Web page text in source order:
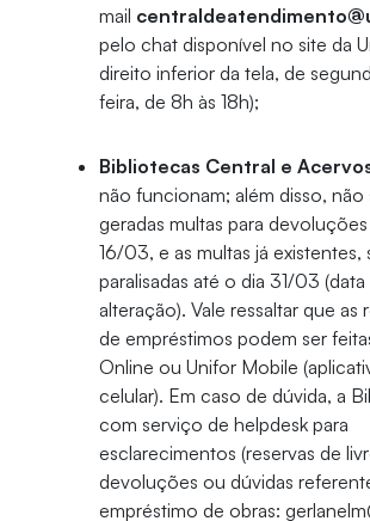
mail
pelo chat disponível no site da
direito inferior da tela, de
feira, de 8h às 18h);
Bibliotecas Central e
não funcionam; além disso, não
geradas multas para
16/03, e as multas já existentes,
paralisadas até o dia 31/03 (data
alteração). Vale ressaltar que as
de empréstimos podem ser
Online ou Unifor Mobile
celular). Em caso de dúvida, a
com serviço de helpdesk para
esclarecimentos (reservas de
devoluções ou dúvidas
empréstimo de obras: